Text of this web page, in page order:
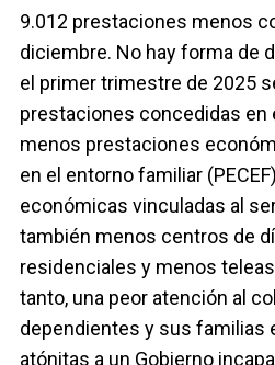
9.012 prestaciones menos
diciembre. No hay forma de
el primer trimestre de 2025
prestaciones concedidas en
menos prestaciones
en el entorno familiar
económicas vinculadas al
también menos centros de
residenciales y menos
tanto, una peor atención al
dependientes y sus familias
atónitas a un Gobierno